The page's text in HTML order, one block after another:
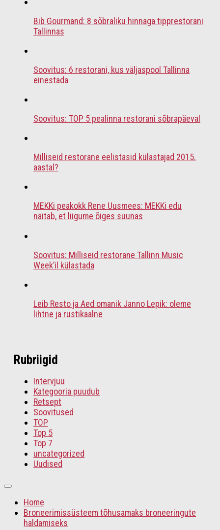
Bib Gourmand: 8 sõbraliku hinnaga tipprestorani
Tallinnas
Soovitus: 6 restorani, kus väljaspool Tallinna
einestada
Soovitus: TOP 5 pealinna restorani sõbrapäeval
Milliseid restorane eelistasid külastajad 2015.
aastal?
MEKKi peakokk Rene Uusmees: MEKKi edu
näitab, et liigume õiges suunas
Soovitus: Milliseid restorane Tallinn Music
Week’il külastada
Leib Resto ja Aed omanik Janno Lepik: oleme
lihtne ja rustikaalne
Rubriigid
Intervjuu
Kategooria puudub
Retsept
Soovitused
TOP
Top 5
Top 7
uncategorized
Uudised
Home
Broneerimissüsteem tõhusamaks broneeringute
haldamiseks